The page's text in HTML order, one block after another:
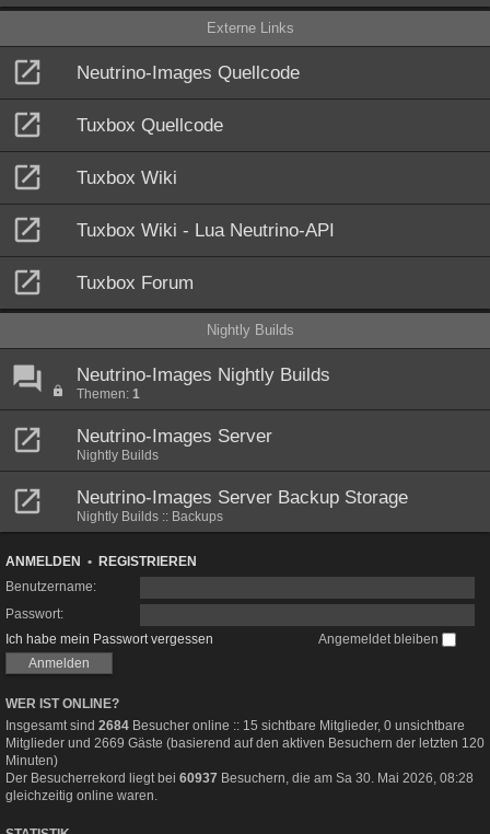
Externe Links
Neutrino-Images Quellcode
Tuxbox Quellcode
Tuxbox Wiki
Tuxbox Wiki - Lua Neutrino-API
Tuxbox Forum
Nightly Builds
Neutrino-Images Nightly Builds
Themen: 1
Neutrino-Images Server
Nightly Builds
Neutrino-Images Server Backup Storage
Nightly Builds :: Backups
ANMELDEN • REGISTRIEREN
Benutzername:
Passwort:
Ich habe mein Passwort vergessen
Angemeldet bleiben
WER IST ONLINE?
Insgesamt sind 2684 Besucher online :: 15 sichtbare Mitglieder, 0 unsichtbare
Mitglieder und 2669 Gäste (basierend auf den aktiven Besuchern der letzten 120
Minuten)
Der Besucherrekord liegt bei 60937 Besuchern, die am Sa 30. Mai 2026, 08:28
gleichzeitig online waren.